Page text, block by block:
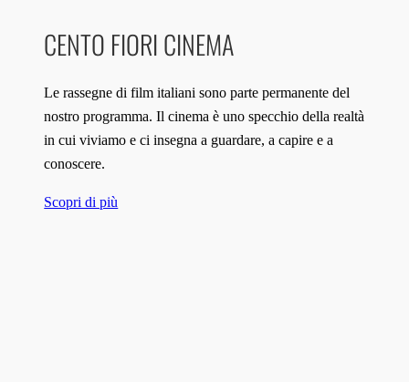
CENTO FIORI CINEMA
Le rassegne di film italiani sono parte permanente del
nostro programma. Il cinema è uno specchio della realtà
in cui viviamo e ci insegna a guardare, a capire e a
conoscere.
Scopri di più